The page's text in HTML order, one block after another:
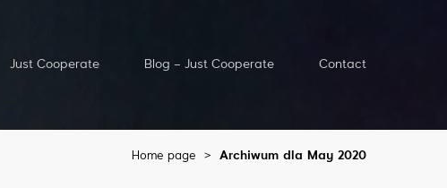
Just Cooperate Blog – Just Cooperate Contact
Home page > Archiwum dla May 2020